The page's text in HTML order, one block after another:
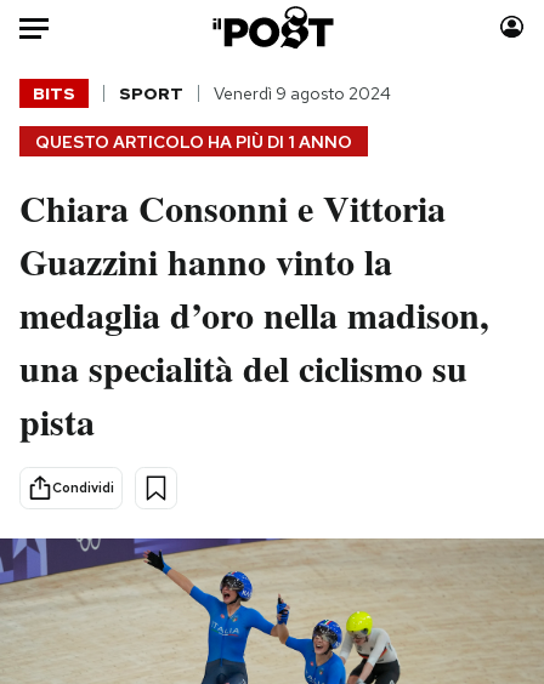
Auto
HOME
Italia
Politica
Tecnologia
Internet
Scienza
Sport
Moda
Consumismi
Storie/Idee
Media
PODCAST
NEWSLETTER
QUESTO ARTICOLO HA PIÙ DI 1 ANNO
BITS SPORT Venerdì 9 agosto 2024
Chiara Consonni e Vittoria
Guazzini hanno vinto la
medaglia d’oro nella madison,
una specialità del ciclismo su
pista
Condividi